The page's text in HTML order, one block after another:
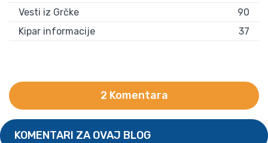
Vesti iz Grčke
90
Kipar informacije
37
2 Komentara
KOMENTARI ZA OVAJ BLOG